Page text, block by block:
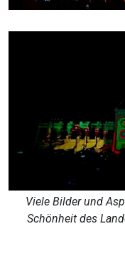
Viele Bilder und
Schönheit des